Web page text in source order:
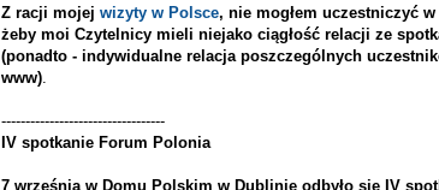
Z racji mojej wizyty w Polsce, nie mogłem uczestniczyć
żeby moi Czytelnicy mieli niejako ciągłość relacji ze
(ponadto - indywidualne relacja poszczególnych
www).
----------------------------------
IV spotkanie Forum Polonia
7 września w Domu Polskim w Dublinie odbyło się IV